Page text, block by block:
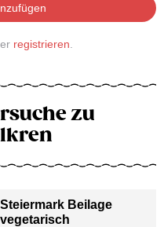
registrieren
zu
Steiermark Beilage
vegetarisch